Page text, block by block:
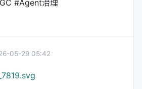
"该剪的"，不是"旧的"。
"长上下文"工作不一样
#Agent治理
05-29 05:42